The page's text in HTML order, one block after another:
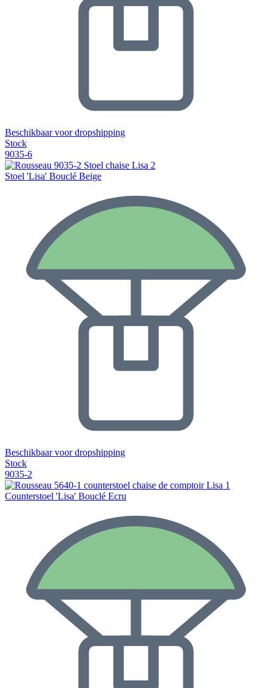
Beschikbaar voor dropshipping
Stock
9035-6
Stoel 'Lisa' Bouclé Beige
Beschikbaar voor dropshipping
Stock
9035-2
Counterstoel 'Lisa' Bouclé Ecru